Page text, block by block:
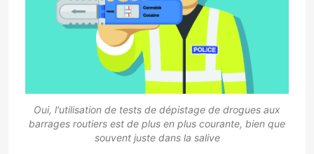
Oui, l'utilisation de tests de dépistage de drogues aux
barrages routiers est de plus en plus courante, bien que
souvent juste dans la salive